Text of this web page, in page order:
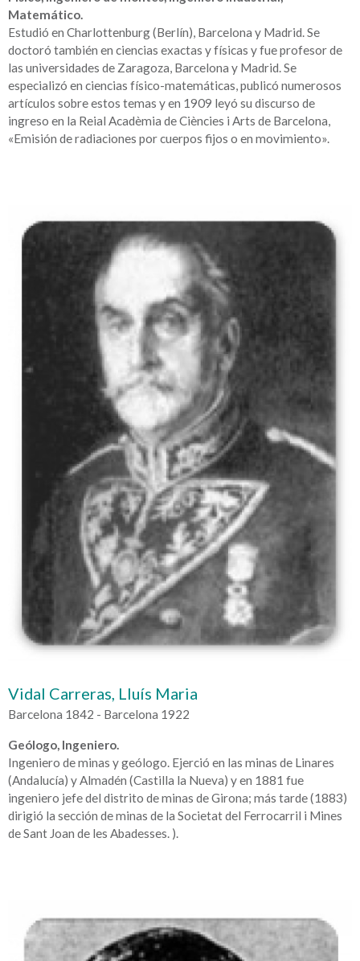
Matemático.
Estudió en Charlottenburg (Berlín), Barcelona y Madrid. Se
doctoró también en ciencias exactas y físicas y fue profesor de
las universidades de Zaragoza, Barcelona y Madrid. Se
especializó en ciencias físico-matemáticas, publicó numerosos
artículos sobre estos temas y en 1909 leyó su discurso de
ingreso en la Reial Acadèmia de Ciències i Arts de Barcelona,
«Emisión de radiaciones por cuerpos fijos o en movimiento».
Vidal Carreras, Lluís Maria
Barcelona 1842 - Barcelona 1922
Geólogo, Ingeniero.
Ingeniero de minas y geólogo. Ejerció en las minas de Linares
(Andalucía) y Almadén (Castilla la Nueva) y en 1881 fue
ingeniero jefe del distrito de minas de Girona; más tarde (1883)
dirigió la sección de minas de la Societat del Ferrocarril i Mines
de Sant Joan de les Abadesses. ).